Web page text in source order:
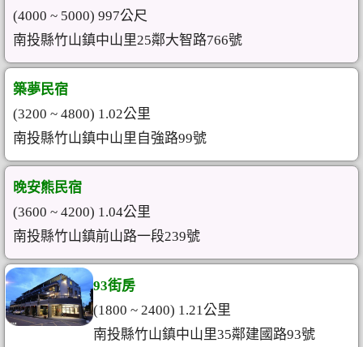
(4000 ~ 5000) 997公尺
南投縣竹山鎮中山里25鄰大智路766號
築夢民宿
(3200 ~ 4800) 1.02公里
南投縣竹山鎮中山里自強路99號
晚安熊民宿
(3600 ~ 4200) 1.04公里
南投縣竹山鎮前山路一段239號
93街房
(1800 ~ 2400) 1.21公里
南投縣竹山鎮中山里35鄰建國路93號